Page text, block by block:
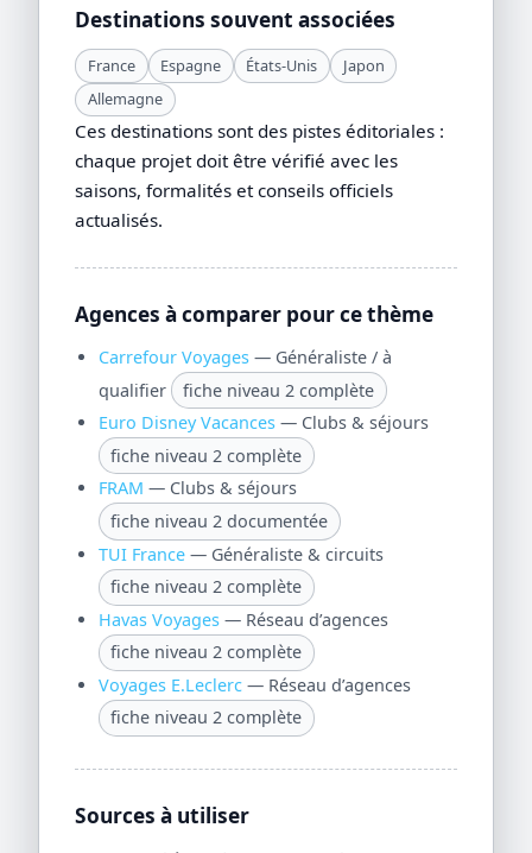
Destinations souvent associées
France Espagne États-Unis
Japon
Allemagne
Ces destinations sont des pistes éditoriales :
chaque projet doit être vérifié avec les
saisons, formalités et conseils officiels
actualisés.
Agences à comparer pour ce thème
Carrefour Voyages— Généraliste / à
qualifier
fiche niveau 2 complète
Euro Disney Vacances— Clubs & séjours
fiche niveau 2 complète
FRAM — Clubs & séjours
fiche niveau 2 documentée
TUI France— Généraliste & circuits
fiche niveau 2 complète
Havas Voyages— Réseau d’agences
fiche niveau 2 complète
Voyages E.Leclerc— Réseau d’agences
fiche niveau 2 complète
Sources à utiliser